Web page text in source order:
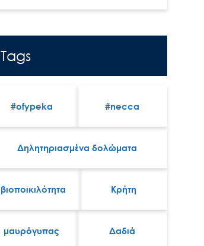
Tags
#ofypeka #necca
Δηλητηριασμένα δολώματα
βιοποικιλότητα Κρήτη
μαυρόγυπας Δαδιά